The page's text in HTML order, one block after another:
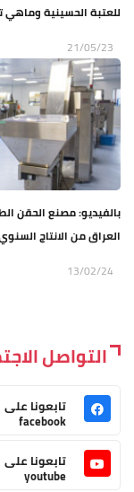
للعتبة الحسينية
21/05/23
بالفيديو: مصنع الحقن
العراق من الانتاج
13/02/24
التواصل
تابعونا على
facebook
تابعونا على
youtube